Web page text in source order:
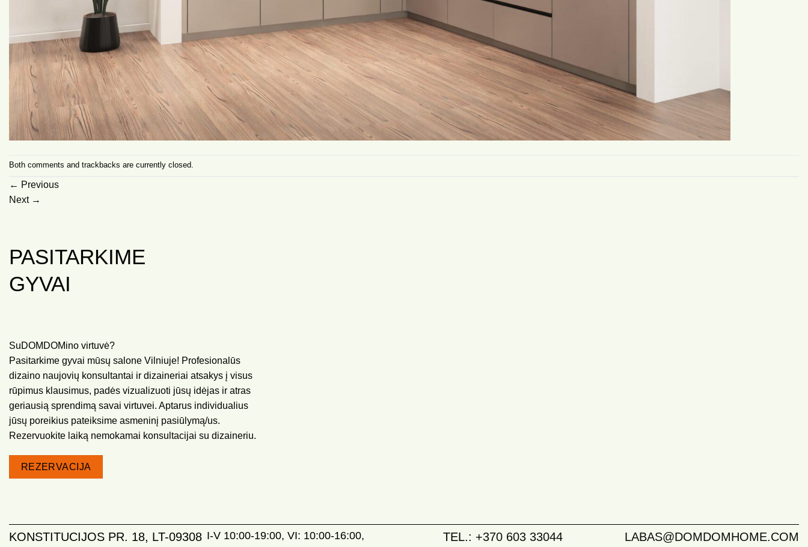
Both comments and trackbacks are currently closed.
← Previous
Next →
PASITARKIME
GYVAI
SuDOMDOMino virtuvė?
Pasitarkime gyvai mūsų salone Vilniuje! Profesionalūs
dizaino naujovių konsultantai ir dizaineriai atsakys į visus
rūpimus klausimus, padės vizualizuoti jūsų idėjas ir atras
geriausią sprendimą savai virtuvei. Aptarus individualius
jūsų poreikius pateiksime asmeninį pasiūlymą/us.
Rezervuokite laiką nemokamai konsultacijai su dizaineriu.
REZERVACIJA
KONSTITUCIJOS PR. 18, LT-09308 I-V 10:00-19:00, VI: 10:00-16:00,
TEL.: +370 603 33044 LABAS@DOMDOMHOME.COM